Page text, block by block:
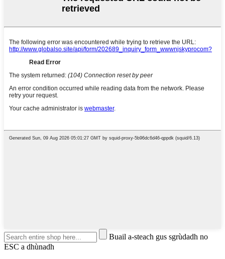
Buail a-steach gus sgrùdadh no
ESC a dhùnadh